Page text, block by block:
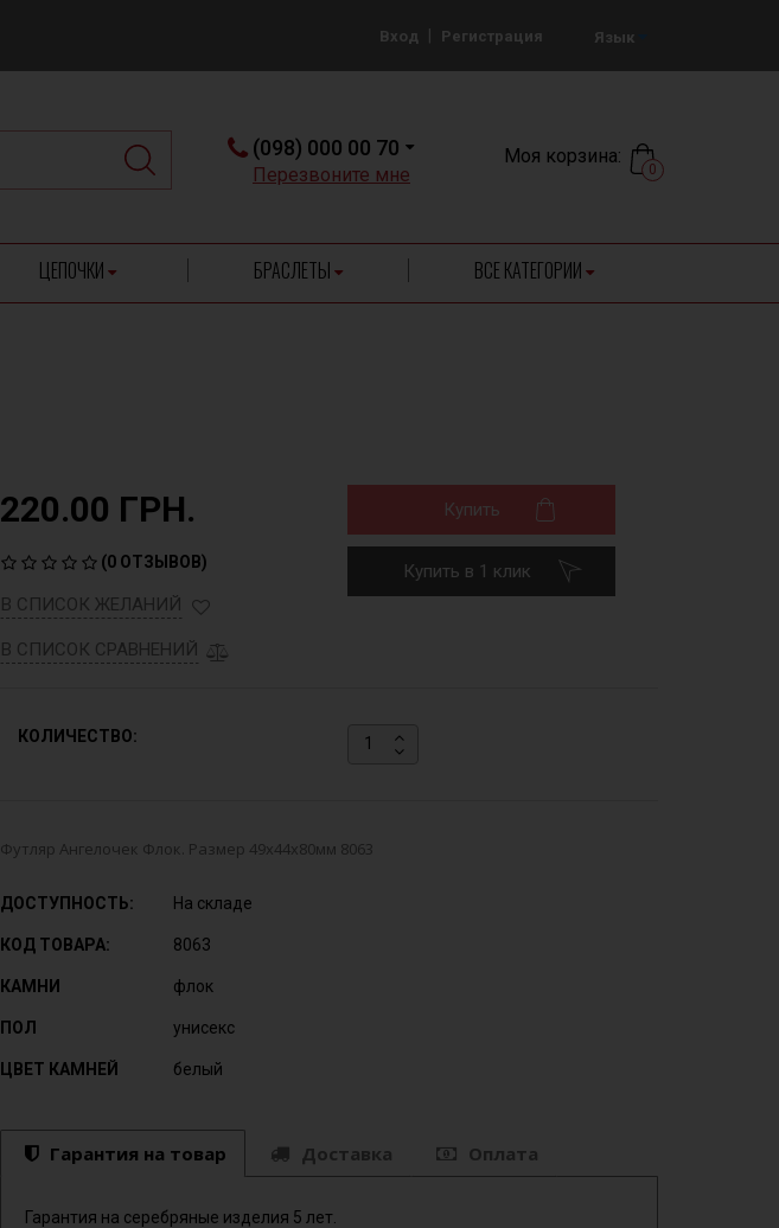
Вход Регистрация Язык
(098) 000 00 70
Перезвоните мне
Моя корзина:
0
ЦЕПОЧКИ БРАСЛЕТЫ ВСЕ КАТЕГОРИИ
220.00 ГРН.
(0 ОТЗЫВОВ)
В СПИСОК ЖЕЛАНИЙ
В СПИСОК СРАВНЕНИЙ
Купить
Купить в 1 клик
КОЛИЧЕСТВО:
Футляр Ангелочек Флок. Размер 49х44х80мм 8063
ДОСТУПНОСТЬ: На складе
КОД ТОВАРА: 8063
КАМНИ флок
ПОЛ унисекс
ЦВЕТ КАМНЕЙ белый
Гарантия на товар Доставка Оплата
Гарантия на серебряные изделия 5 лет.